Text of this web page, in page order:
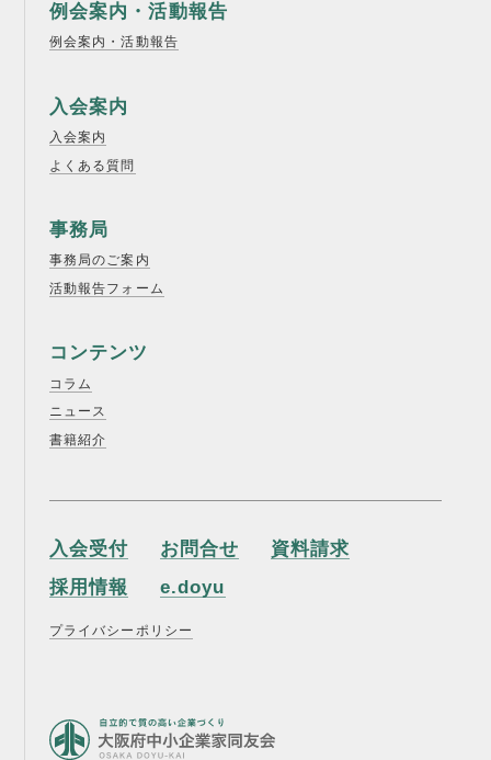
例会案内・活動報告
例会案内・活動報告
入会案内
入会案内
よくある質問
事務局
事務局のご案内
活動報告フォーム
コンテンツ
コラム
ニュース
書籍紹介
入会受付 お問合せ
資料請求
採用情報
e.doyu
プライバシーポリシー